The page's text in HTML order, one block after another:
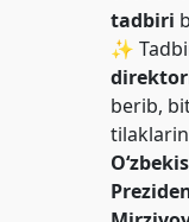
tadbiri
✨
berib,